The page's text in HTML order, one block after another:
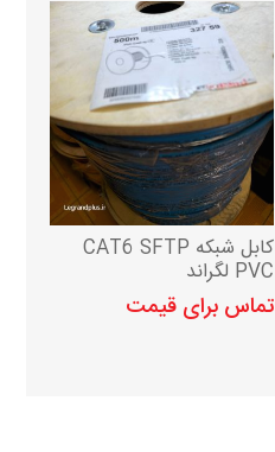
کابل شبکه CAT6 SFTP
PVC لگراند
تماس برای قیمت